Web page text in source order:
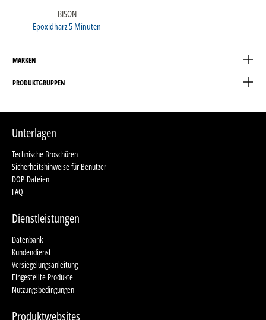
MARKEN
PRODUKTGRUPPEN
BISON
Epoxidharz 5 Minuten
Unterlagen
Technische Broschüren
Sicherheitshinweise für Benutzer
DOP-Dateien
FAQ
Dienstleistungen
Datenbank
Kundendienst
Versiegelungsanleitung
Eingestellte Produkte
Nutzungsbedingungen
Produktwebsites